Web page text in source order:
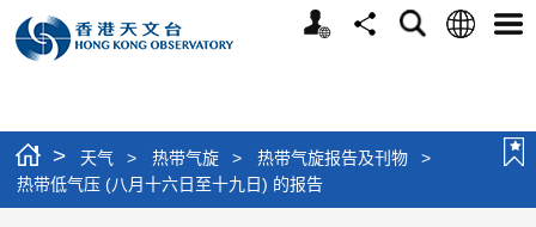
个
分
搜
语
选
> 天气 > 热带气旋 > 热带气旋报告及刊物
>
热带低气压 (八月十六日至十九日) 的报告